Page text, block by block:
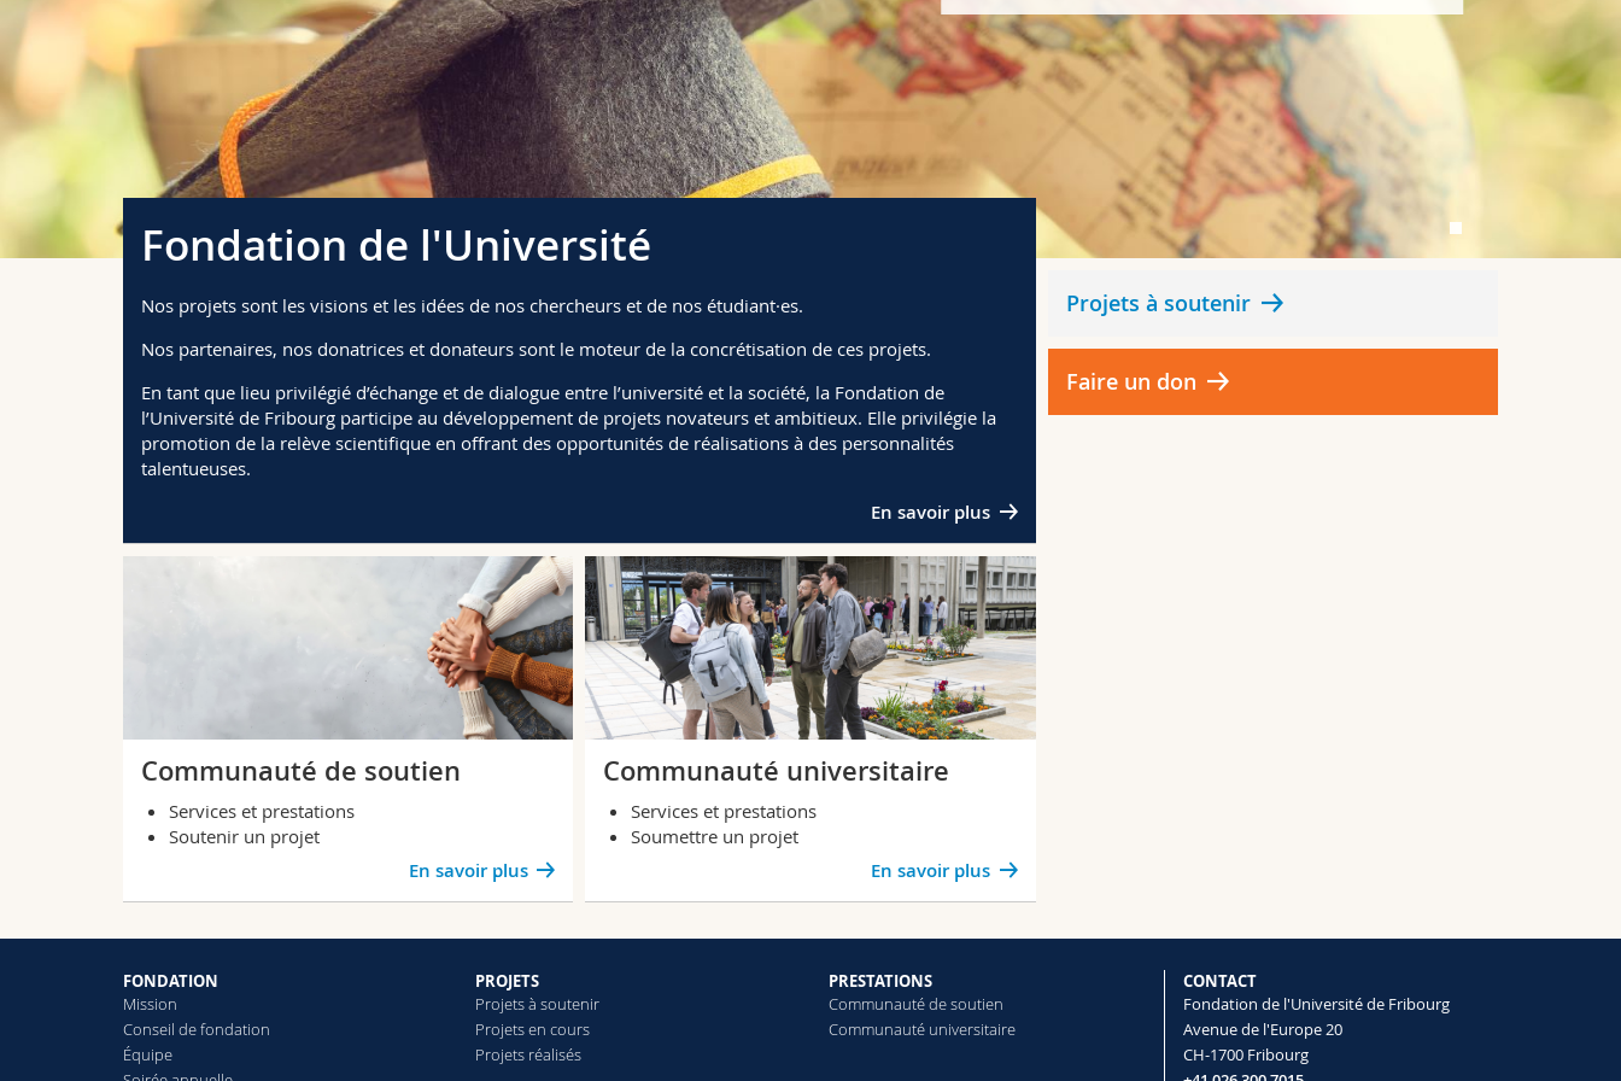
Fondation de l'Université
Nos projets sont les visions et les idées de nos chercheurs et de nos étudiant·es.
Nos partenaires, nos donatrices et donateurs sont le moteur de la concrétisation de ces projets.
En tant que lieu privilégié d’échange et de dialogue entre l’université et la société, la Fondation de
l’Université de Fribourg participe au développement de projets novateurs et ambitieux. Elle privilégie la
promotion de la relève scientifique en offrant des opportunités de réalisations à des personnalités
talentueuses.
En savoir plus
Communauté de soutien
Services et prestations
Soutenir un projet
En savoir plus
Communauté universitaire
Services et prestations
Soumettre un projet
En savoir plus
Projets à soutenir
Faire un don
FONDATION
Mission
Conseil de fondation
Équipe
PROJETS
Projets à soutenir
Projets en cours
Projets réalisés
PRESTATIONS
Communauté de soutien
Communauté universitaire
CONTACT
Fondation de l'Université de Fribourg
Avenue de l'Europe 20
CH-1700 Fribourg